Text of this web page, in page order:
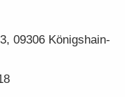
09306 Königshain-​